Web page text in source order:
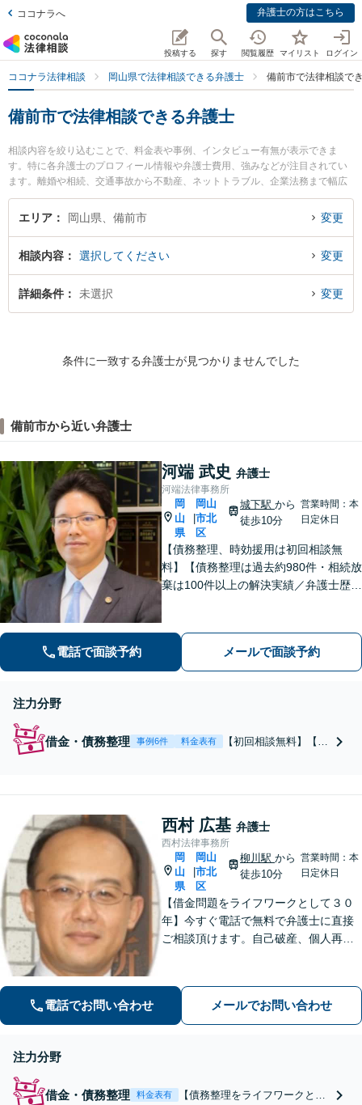
ココナラへ 弁護士の方はこちら
投稿する 探す 閲覧履歴 マイリスト ログイン
ココナラ法律相談 岡山県で法律相談できる弁護士 備前市で法律相談で
備前市で法律相談できる弁護士
相談内容を絞り込むことで、料金表や事例、インタビュー有無が表示できま
す。特に各弁護士のプロフィール情報や弁護士費用、強みなどが注目されてい
ます。離婚や相続、交通事故から不動産、ネットトラブル、企業法務まで幅広
く取り扱う弁護士が多数。こんな法律相談をお持ちの方は是非ご利用くださ
い。備前市で土日や夜間に発生した不倫慰謝料トラブルを今すぐに弁護士に相
る備前市内の弁護士に相談予約したい』などでお困りの相談者さんにおすすめ
です。
エリア 岡山県、備前市 変更
相談内容 選択してください 変更
詳細条件 未選択 変更
条件に一致する弁護士が見つかりませんでした
備前市から近い弁護士
河端 武史 弁護士
河端法律事務所
岡
山
県
|
岡山
市北
区
城下駅 から
徒歩10分
営業時間：本
日定休日
【債務整理、時効援用は初回相談無
料】【債務整理は過去約980件・相続放
棄は100件以上の解決実績／弁護士歴2
した丁寧な対応で解決まで寄り添いサ
ポート【無料駐車場有】【完全個室】
電話で面談予約 メールで面談予約
注力分野
借金・債務整理 事例6件 料金表有
【初回相談無料】【地
はご相談ください。自
己破産や個人再生、時
効援用など、状況や要
望に合わせた最適な解
浪費での借金も】駐車
場有／完全個室
西村 広基 弁護士
西村法律事務所
岡
山
県
|
岡山
市北
区
柳川駅 から
徒歩10分
営業時間：本
日定休日
【借金問題をライフワークとして３０
年】今すぐ電話で無料で弁護士に直接
ご相談頂けます。自己破産、個人再
聞いて納得、任せて安心です。是非一
度電話無料相談で他の弁護士と比べて
みて下さい。
電話でお問い合わせ メールでお問い合わせ
注力分野
借金・債務整理 料金表有
【債務整理をライフワークとし